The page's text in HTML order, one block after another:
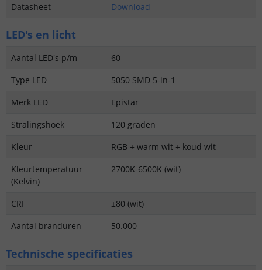
Datasheet
Download
LED's en licht
Aantal LED's p/m
60
Type LED
5050 SMD 5-in-1
Merk LED
Epistar
Stralingshoek
120 graden
Kleur
RGB + warm wit + koud wit
Kleurtemperatuur
(Kelvin)
2700K-6500K (wit)
CRI
±80 (wit)
Aantal branduren
50.000
Technische specificaties